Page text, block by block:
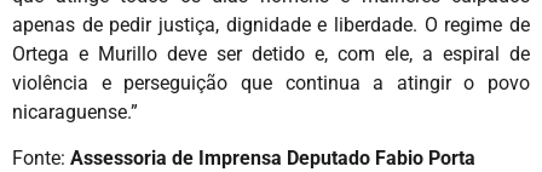
apenas de pedir justiça, dignidade e liberdade. O regime de
Ortega e Murillo deve ser detido e, com ele, a espiral de
violência e perseguição que continua a atingir o povo
nicaraguense.”
Fonte: Assessoria de Imprensa Deputado Fabio Porta